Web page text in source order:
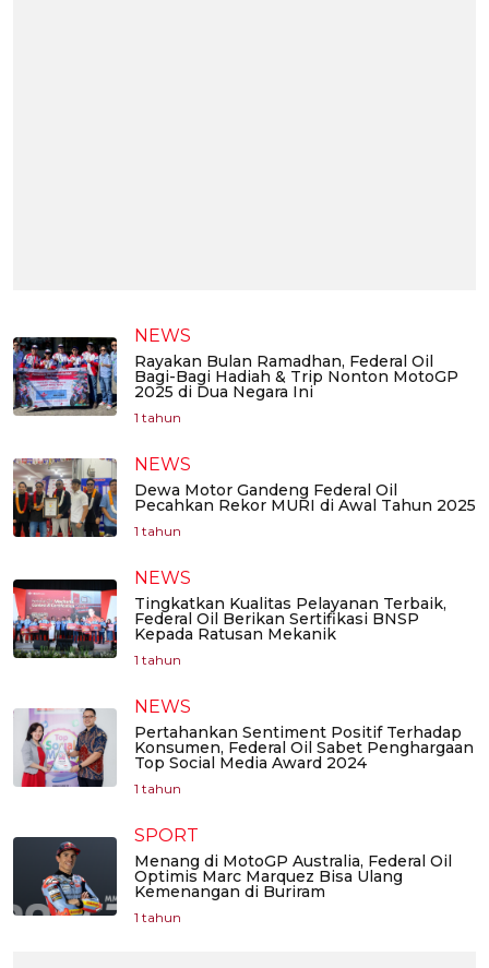
NEWS
Rayakan Bulan Ramadhan, Federal Oil
Bagi-Bagi Hadiah & Trip Nonton MotoGP
2025 di Dua Negara Ini
1 tahun
NEWS
Dewa Motor Gandeng Federal Oil
Pecahkan Rekor MURI di Awal Tahun 2025
1 tahun
NEWS
Tingkatkan Kualitas Pelayanan Terbaik,
Federal Oil Berikan Sertifikasi BNSP
Kepada Ratusan Mekanik
1 tahun
NEWS
Pertahankan Sentiment Positif Terhadap
Konsumen, Federal Oil Sabet Penghargaan
Top Social Media Award 2024
1 tahun
SPORT
Menang di MotoGP Australia, Federal Oil
Optimis Marc Marquez Bisa Ulang
Kemenangan di Buriram
1 tahun